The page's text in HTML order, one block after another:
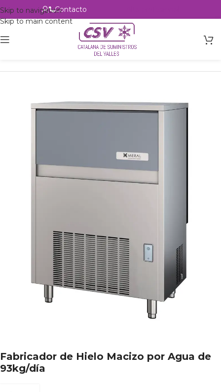
Skip to navigation
Skip to main content
Contacto
Hostelería Maquinas de hielo
Fabricador de Hielo Macizo por Agua de
93kg/día